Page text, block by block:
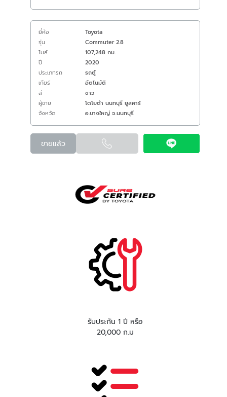
ยี่ห้อ
Toyota
รุ่น
Commuter 2.8
ไมล์
107,248 กม.
ปี
2020
ประเภทรถ
รถตู้
เกียร์
อัตโนมัติ
สี
ขาว
ผู้ขาย
โตโยต้า นนทบุรี ยูสคาร์
จังหวัด
อ.บางใหญ่ จ.นนทบุรี
ขายแล้ว
รับประกัน 1 ปี หรือ
20,000 ก.ม